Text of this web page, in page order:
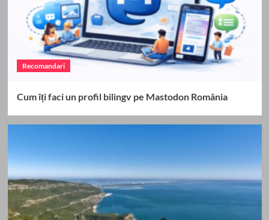
Recomandari
Cum îți faci un profil bilingv pe Mastodon România